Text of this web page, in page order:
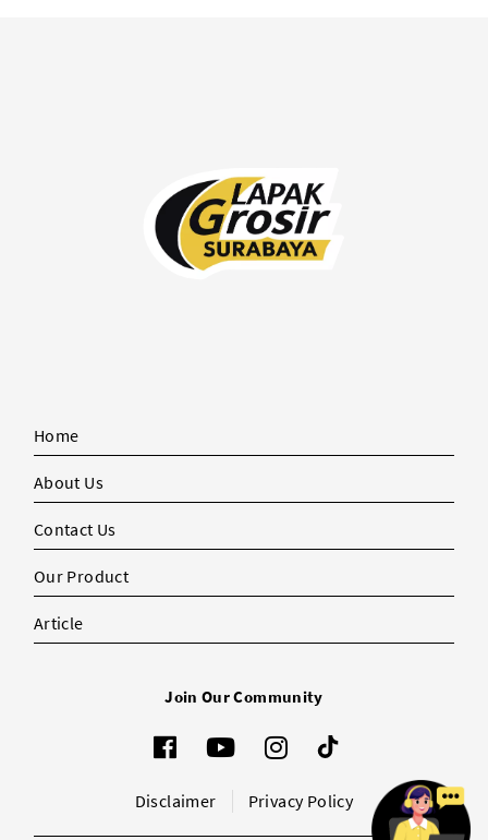
Home
About Us
Contact Us
Our Product
Article
Join Our Community
Disclaimer Privacy Policy